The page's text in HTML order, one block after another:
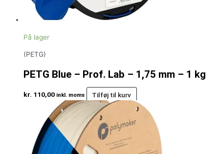
På lager
(PETG)
PETG Blue – Prof. Lab – 1,75 mm – 1 kg
kr. 110,00 inkl. moms Tilføj til kurv